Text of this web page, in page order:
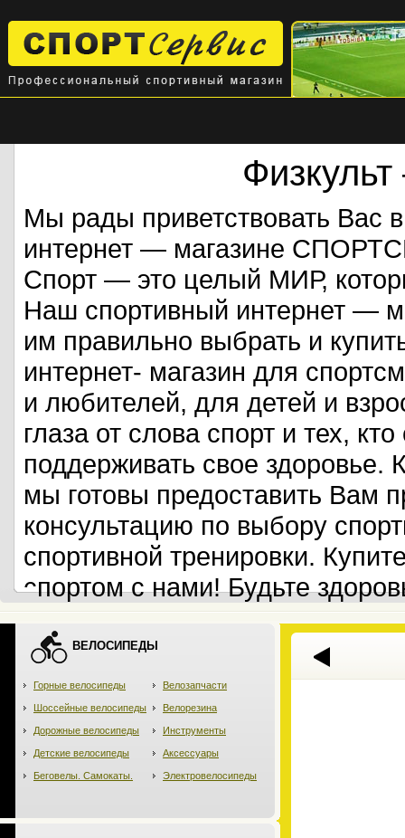
Мы рады приветствовать Вас
интернет — магазине
Спорт — это целый МИР,
Наш спортивный интернет —
им правильно выбрать и
интернет- магазин для
и любителей, для детей и
глаза от слова спорт и тех,
поддерживать свое
мы готовы предоставить Вам
консультацию по выбору
спортивной тренировки.
спортом с нами! Будьте
ВЕЛОСИПЕДЫ
Горные велосипеды
Шоссейные велосипеды
Дорожные велосипеды
Детские велосипеды
Беговелы. Самокаты.
Велозапчасти
Велорезина
Инструменты
Аксессуары
Электровелосипеды